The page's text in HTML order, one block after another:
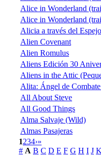
Alice in Wonderland
Alice in Wonderland
Alicia a través del
Alien Covenant
Alien Romulus
Aliens Edición 30
Aliens in the Attic
Alita: Ángel de
All About Steve
All Good Things
Alma Salvaje (Wild)
Almas Pasajeras
1234›»
# A B C D E F G H I J